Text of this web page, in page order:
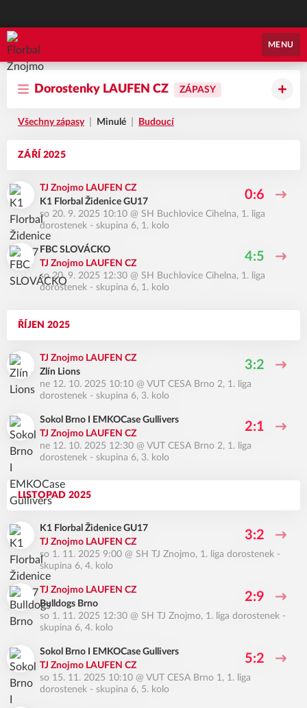
Florbal Znojmo
MENU
Dorostenky LAUFEN CZ ZÁPASY
Všechny zápasy Minulé Budoucí
ZÁŘÍ 2025
TJ Znojmo LAUFEN CZ
K1 Florbal Židenice GU17
0:6
so 20. 9. 2025 10:10 @ SH Buchlovice Cihelna, 1. liga
dorostenek - skupina 6, 1. kolo
FBC SLOVÁCKO
TJ Znojmo LAUFEN CZ
4:5
so 20. 9. 2025 12:30 @ SH Buchlovice Cihelna, 1. liga
dorostenek - skupina 6, 1. kolo
ŘÍJEN 2025
TJ Znojmo LAUFEN CZ
Zlín Lions
3:2
ne 12. 10. 2025 10:10 @ VUT CESA Brno 2, 1. liga
dorostenek - skupina 6, 3. kolo
Sokol Brno I EMKOCase Gullivers
TJ Znojmo LAUFEN CZ
2:1
ne 12. 10. 2025 12:30 @ VUT CESA Brno 2, 1. liga
dorostenek - skupina 6, 3. kolo
LISTOPAD 2025
K1 Florbal Židenice GU17
TJ Znojmo LAUFEN CZ
3:2
so 1. 11. 2025 9:00 @ SH TJ Znojmo, 1. liga dorostenek -
skupina 6, 4. kolo
TJ Znojmo LAUFEN CZ
Bulldogs Brno
2:9
so 1. 11. 2025 12:30 @ SH TJ Znojmo, 1. liga dorostenek -
skupina 6, 4. kolo
Sokol Brno I EMKOCase Gullivers
TJ Znojmo LAUFEN CZ
5:2
so 15. 11. 2025 10:10 @ VUT CESA Brno 1, 1. liga
dorostenek - skupina 6, 5. kolo